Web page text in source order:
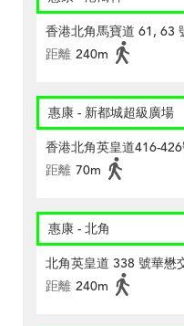
香港北角馬寶道 61, 63
距離 240m
惠康 - 新都城超級廣場
香港北角英皇道416-
距離 70m
惠康 - 北角
北角英皇道 338 號華懋
距離 240m